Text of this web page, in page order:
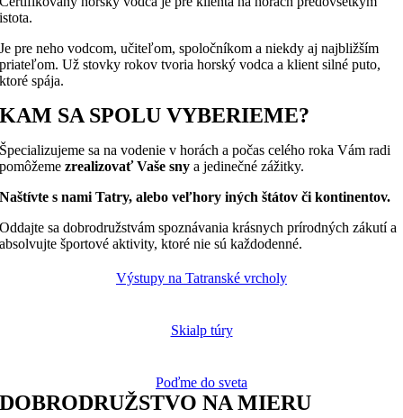
istota.
Je pre neho vodcom, učiteľom, spoločníkom a niekdy aj najbližším
priateľom. Už stovky rokov tvoria horský vodca a klient silné puto,
ktoré spája.
KAM SA SPOLU VYBERIEME?
Špecializujeme sa na vodenie v horách a počas celého roka Vám radi
pomôžemezrealizovať Vaše sny a jedinečné zážitky.
Naštívte s nami Tatry, alebo veľhory iných štátov či kontinentov.
Oddajte sa dobrodružstvám spoznávania krásnych prírodných zákutí a
absolvujte športové aktivity, ktoré nie sú každodenné.
Výstupy na Tatranské vrcholy
Skialp túry
Poďme do sveta
DOBRODRUŽSTVO NA MIERU